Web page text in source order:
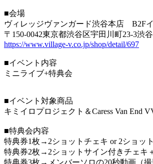
■会場
ヴィレッジヴァンガード渋谷本店 B2F
〒150-0042東京都渋谷区宇田川町23-3渋
https://www.village-v.co.jp/shop/detail/697
■イベント内容
ミニライブ+特典会
■イベント対象商品
キミイロプロジェクト＆Caress Van End
■特典会内容
特典券1枚→2ショットチェキ or 2ショッ
特典券2枚→2ショットサイン付きチェキ
特典券3枚→メンバーソロの20秒動画（撮